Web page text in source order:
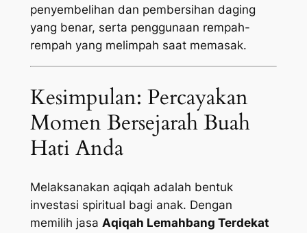
penyembelihan dan pembersihan daging
yang benar, serta penggunaan rempah-
rempah yang melimpah saat memasak.
Kesimpulan: Percayakan
Momen Bersejarah Buah
Hati Anda
Melaksanakan aqiqah adalah bentuk
investasi spiritual bagi anak. Dengan
memilih jasa Aqiqah Lemahbang Terdekat